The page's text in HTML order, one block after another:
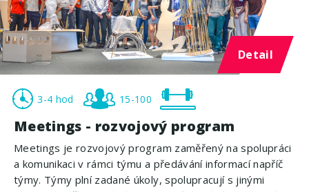
Detail
3-4 hod 15-100
Meetings - rozvojový program
Meetings je rozvojový program zaměřený na spolupráci
a komunikaci v rámci týmu a předávání informací napříč
týmy. Týmy plní zadané úkoly, spolupracují s jinými